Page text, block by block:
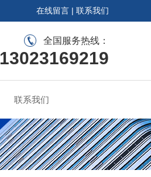
在线留言 | 联系我们
全国服务热线：
13023169219
联系我们